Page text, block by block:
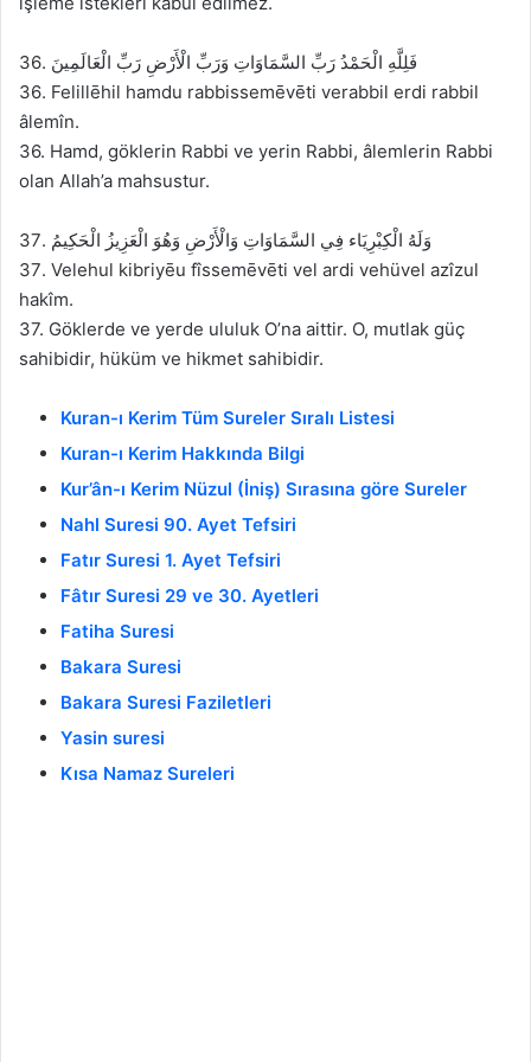
36. فَلِلَّهِ الْحَمْدُ رَبِّ السَّمَاوَاتِ وَرَبِّ الْأَرْضِ رَبِّ الْعَالَمِينَ
36. Felillēhil hamdu rabbissemēvēti verabbil erdi rabbil
âlemîn.
36. Hamd, göklerin Rabbi ve yerin Rabbi, âlemlerin Rabbi
olan Allah’a mahsustur.
37. وَلَهُ الْكِبْرِيَاء فِي السَّمَاوَاتِ وَالْأَرْضِ وَهُوَ الْعَزِيزُ الْحَكِيمُ
37. Velehul kibriyēu fîssemēvēti vel ardi vehüvel azîzul
hakîm.
37. Göklerde ve yerde ululuk O’na aittir. O, mutlak güç
sahibidir, hüküm ve hikmet sahibidir.
Kuran-ı Kerim Tüm Sureler Sıralı Listesi
Kuran-ı Kerim Hakkında Bilgi
Kur’ân-ı Kerim Nüzul (İniş) Sırasına göre Sureler
Nahl Suresi 90. Ayet Tefsiri
Fatır Suresi 1. Ayet Tefsiri
Fâtır Suresi 29 ve 30. Ayetleri
Fatiha Suresi
Bakara Suresi
Bakara Suresi Faziletleri
Yasin suresi
Kısa Namaz Sureleri